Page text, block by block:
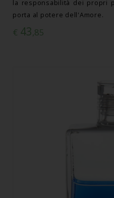
la responsabilità dei propri
porta al potere dell'Amore.
€ 43,85